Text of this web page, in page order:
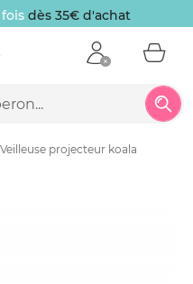
dès 35€ d'achat
Veilleuse projecteur koala